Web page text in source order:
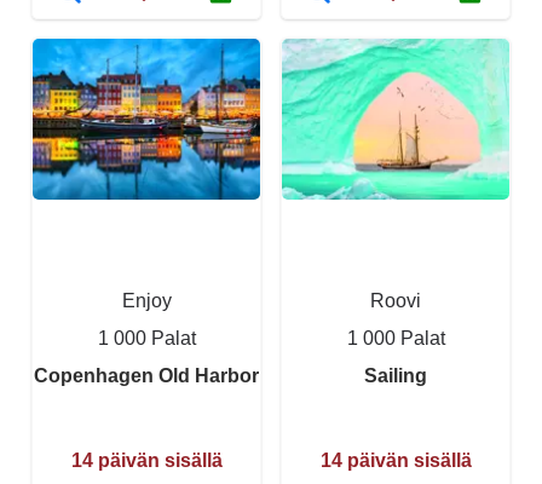
Enjoy
1 000 Palat
Copenhagen Old Harbor
14 päivän sisällä
Roovi
1 000 Palat
Sailing
14 päivän sisällä